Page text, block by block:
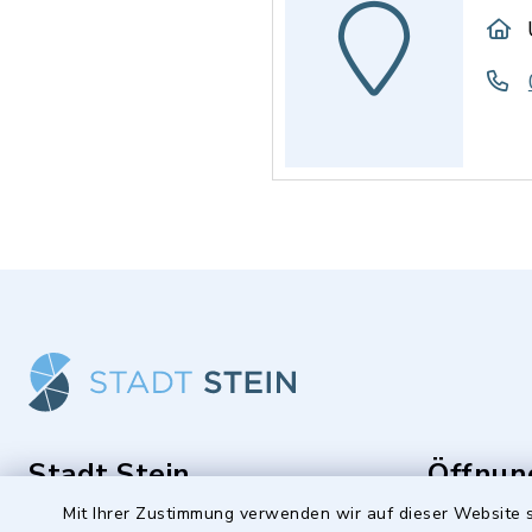
Mit Ihrer Zustimmung verwenden wir auf dieser
Stadt Stein